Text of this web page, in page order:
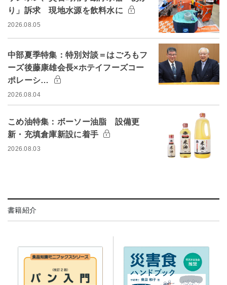
り」訴求 現地水源を飲料水に
2026.08.05
中部夏季特集：特別対談＝はごろもフ
ーズ後藤康雄会長×ホテイフーズコー
ポレーシ…
2026.08.04
こめ油特集：ボーソー油脂 設備更
新・充填倉庫新設に着手
2026.08.03
書籍紹介